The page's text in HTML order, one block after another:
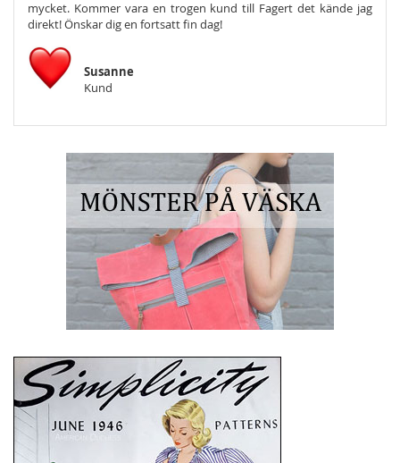
mycket. Kommer vara en trogen kund till Fagert det kände jag
direkt! Önskar dig en fortsatt fin dag!
Susanne
Kund